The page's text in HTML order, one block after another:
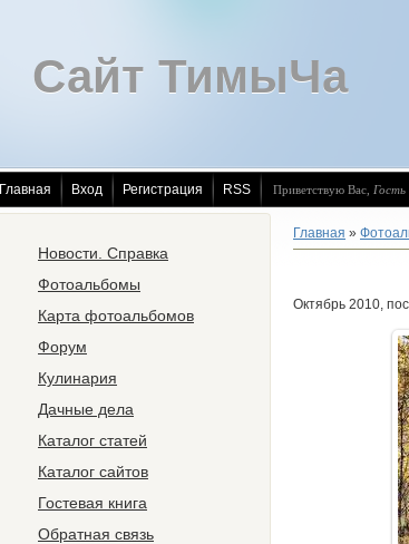
Сайт ТимыЧа
Главная Вход Регистрация RSS Приветствую Вас Гость
Новости. Справка
Фотоальбомы
Карта фотоальбомов
Форум
Кулинария
Дачные дела
Каталог статей
Каталог сайтов
Гостевая книга
Обратная связь
Главная »
Октябрь 2010,